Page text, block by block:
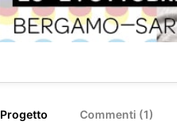
Progetto Commenti (1)